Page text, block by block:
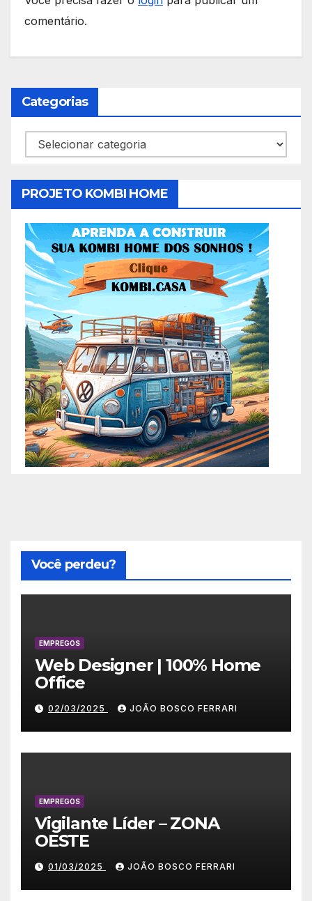
comentário.
Categorias
Categorias
PROJETO KOMBI HOME
Você perdeu?
EMPREGOS
Web Designer | 100% Home
Office
02/03/2025 JOÃO BOSCO FERRARI
EMPREGOS
Vigilante Líder – ZONA
OESTE
01/03/2025 JOÃO BOSCO FERRARI